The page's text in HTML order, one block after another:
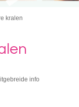
kralen
info